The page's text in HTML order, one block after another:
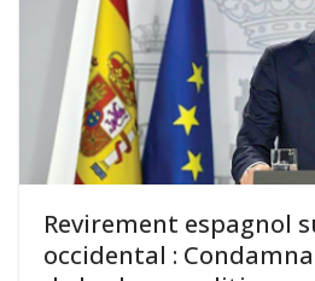
Revirement espagnol
occidental :